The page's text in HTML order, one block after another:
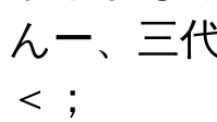
んー、三
＜；